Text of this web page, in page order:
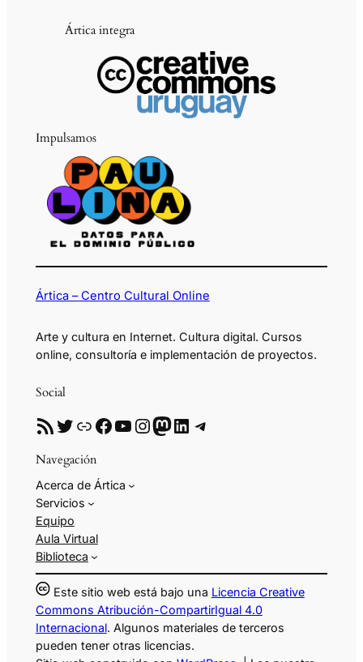
Ártica integra
Impulsamos
Ártica – Centro Cultural Online
Arte y cultura en Internet. Cultura digital. Cursos
online, consultoría e implementación de proyectos.
Social
RSS Twitter Enlace Facebook YouTube InstagramMastodon LinkedIn Telegram
Navegación
Acerca de Ártica
Servicios
Equipo
Aula Virtual
Biblioteca
Este sitio web está bajo una Licencia Creative
Commons Atribución-CompartirIgual 4.0
Internacional. Algunos materiales de terceros
pueden tener otras licencias.